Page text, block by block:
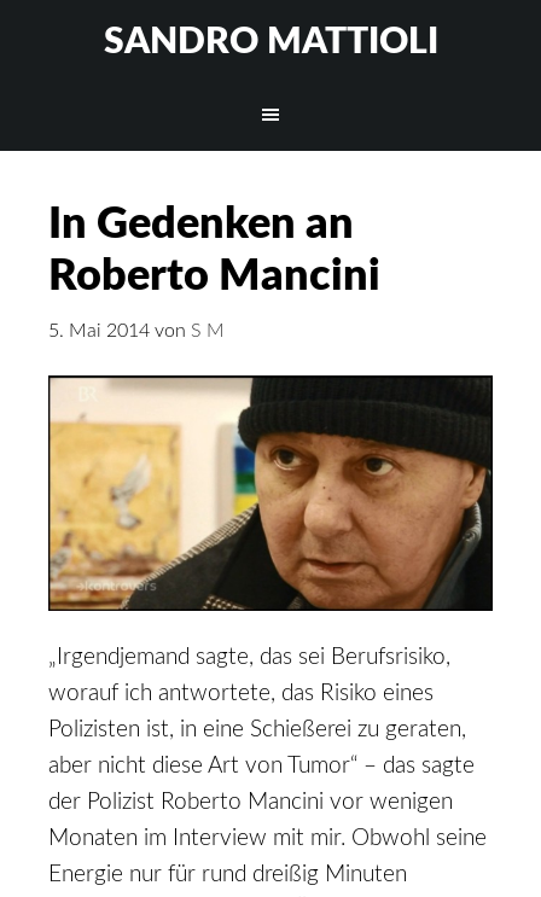
SANDRO MATTIOLI
In Gedenken an
Roberto Mancini
5. Mai 2014 von S M
„Irgendjemand sagte, das sei Berufsrisiko,
worauf ich antwortete, das Risiko eines
Polizisten ist, in eine Schießerei zu geraten,
aber nicht diese Art von Tumor“ – das sagte
der Polizist Roberto Mancini vor wenigen
Monaten im Interview mit mir. Obwohl seine
Energie nur für rund dreißig Minuten